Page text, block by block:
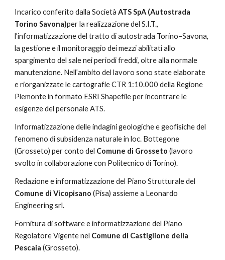
Incarico conferito dalla Società ATS SpA (Autostrada
Torino Savona)per la realizzazione del S.I.T.,
l’informatizzazione del tratto di autostrada Torino–Savona,
la gestione e il monitoraggio dei mezzi abilitati allo
spargimento del sale nei periodi freddi, oltre alla normale
manutenzione. Nell’ambito del lavoro sono state elaborate
e riorganizzate le cartografie CTR 1:10.000 della Regione
Piemonte in formato ESRI Shapefile per incontrare le
esigenze del personale ATS.
Informatizzazione delle indagini geologiche e geofisiche del
fenomeno di subsidenza naturale in loc. Bottegone
(Grosseto) per conto del Comune di Grosseto (lavoro
svolto in collaborazione con Politecnico di Torino).
Comune di Vicopisano (Pisa) assieme a Leonardo
Engineering srl.
Fornitura di software e informatizzazione del Piano
Regolatore Vigente nel Comune di Castiglione della
Pescaia (Grosseto).